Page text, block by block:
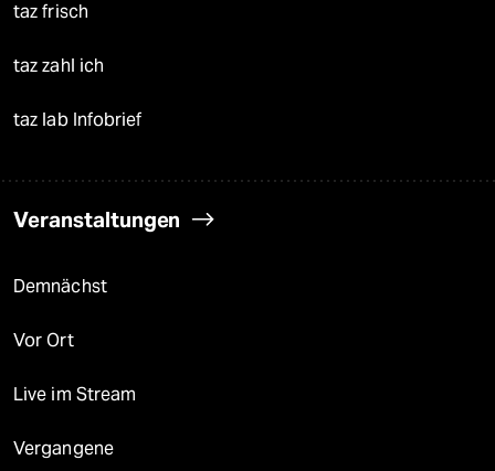
taz frisch
taz zahl ich
taz lab Infobrief
Veranstaltungen
Demnächst
Vor Ort
Live im Stream
Vergangene